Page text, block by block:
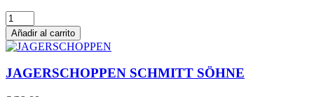
Glühwein
cantidad
Añadir al carrito
JAGERSCHOPPEN SCHMITT SÖHNE